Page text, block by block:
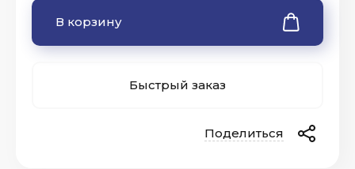
В корзину
Быстрый заказ
Поделиться